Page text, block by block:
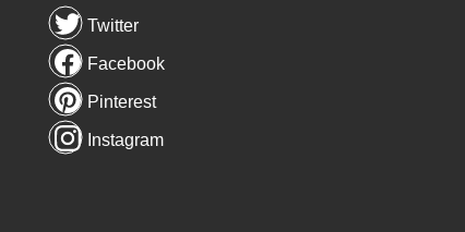
Twitter
Facebook
Pinterest
Instagram